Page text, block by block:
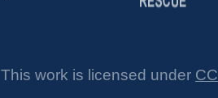
This work is licensed under